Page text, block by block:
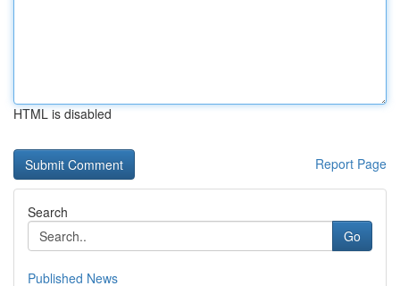
HTML is disabled
Report Page
Search
Go
Published News